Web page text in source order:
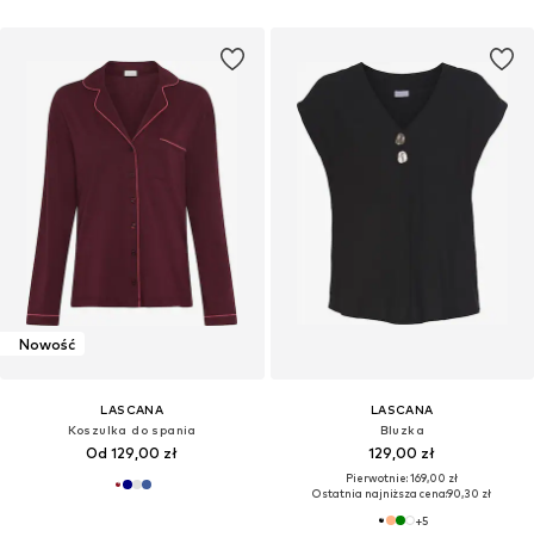
Nowość
LASCANA
Koszulka do spania
Od 129,00 zł
LASCANA
Bluzka
129,00 zł
Pierwotnie: 169,00 zł
Ostatnia najniższa cena:90,30 zł
+5